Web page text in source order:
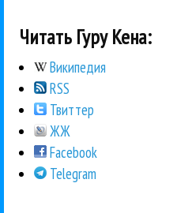
Читать Гуру Кена:
Википедия
RSS
Твиттер
ЖЖ
Facebook
Telegram